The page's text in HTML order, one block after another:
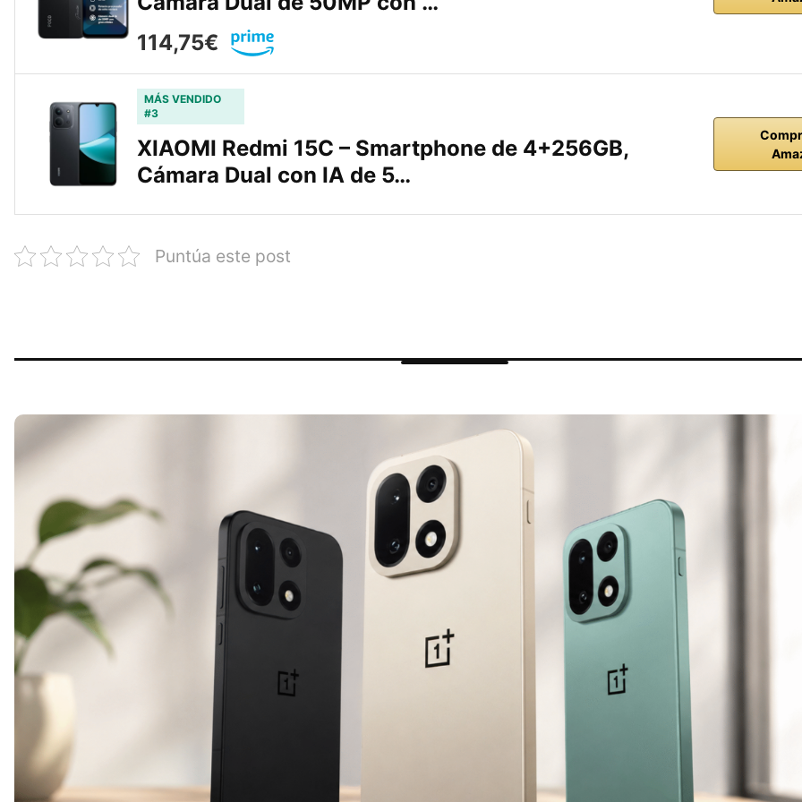
114,75€
MÁS VENDIDO
#3
XIAOMI Redmi 15C – Smartphone de 4+256GB,
Cámara Dual con IA de 5…
Puntúa este post